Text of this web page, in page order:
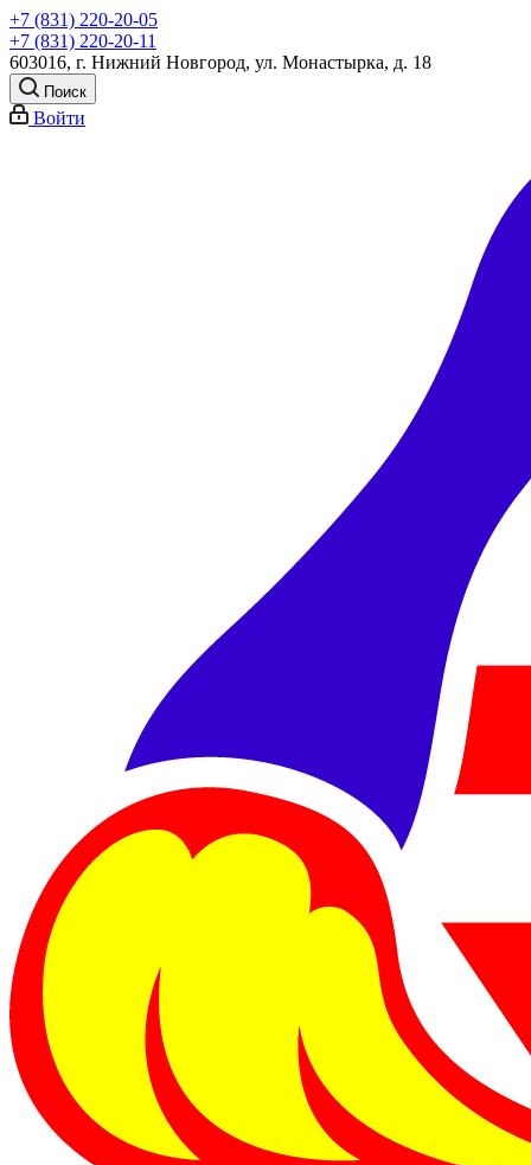
+7 (831) 220-20-05
+7 (831) 220-20-11
603016, г. Нижний Новгород, ул. Монастырка, д. 18
Поиск
Войти